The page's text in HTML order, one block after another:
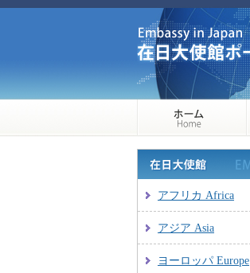
アフリカ Africa
アジア Asia
ヨーロッパ Europe